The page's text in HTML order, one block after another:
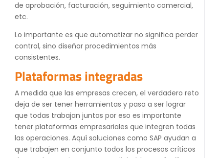
de aprobación, facturación, seguimiento comercial,
etc.
Lo importante es que automatizar no significa perder
control, sino diseñar procedimientos más
consistentes.
Plataformas integradas
A medida que las empresas crecen, el verdadero reto
deja de ser tener herramientas y pasa a ser lograr
que todas trabajan juntas por eso es importante
tener plataformas empresariales que integren todas
las operaciones. Aquí soluciones como SAP ayudan a
que trabajen en conjunto todos los procesos críticos